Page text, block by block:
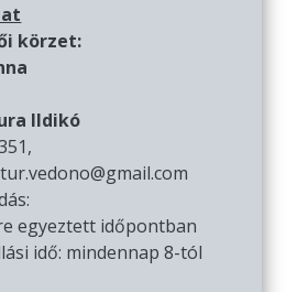
körzet:
Ildikó
egyeztett időpontban
idő: mindennap 8-tól